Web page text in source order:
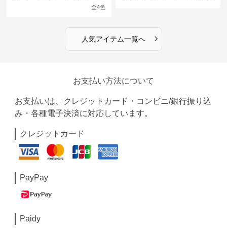
全4色
人気アイテム一覧へ ›
お支払い方法について
お支払いは、クレジットカード・コンビニ/銀行振り込
み・各種電子決済に対応しています。
クレジットカード
PayPay
Paidy